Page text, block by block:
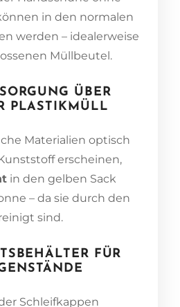
in den normalen
werden – idealerweise
Müllbeutel.
ÜBER
PLASTIKMÜLL
Materialien optisch
erscheinen,
in den gelben Sack
– da sie durch den
sind.
FÜR
Schleifkappen